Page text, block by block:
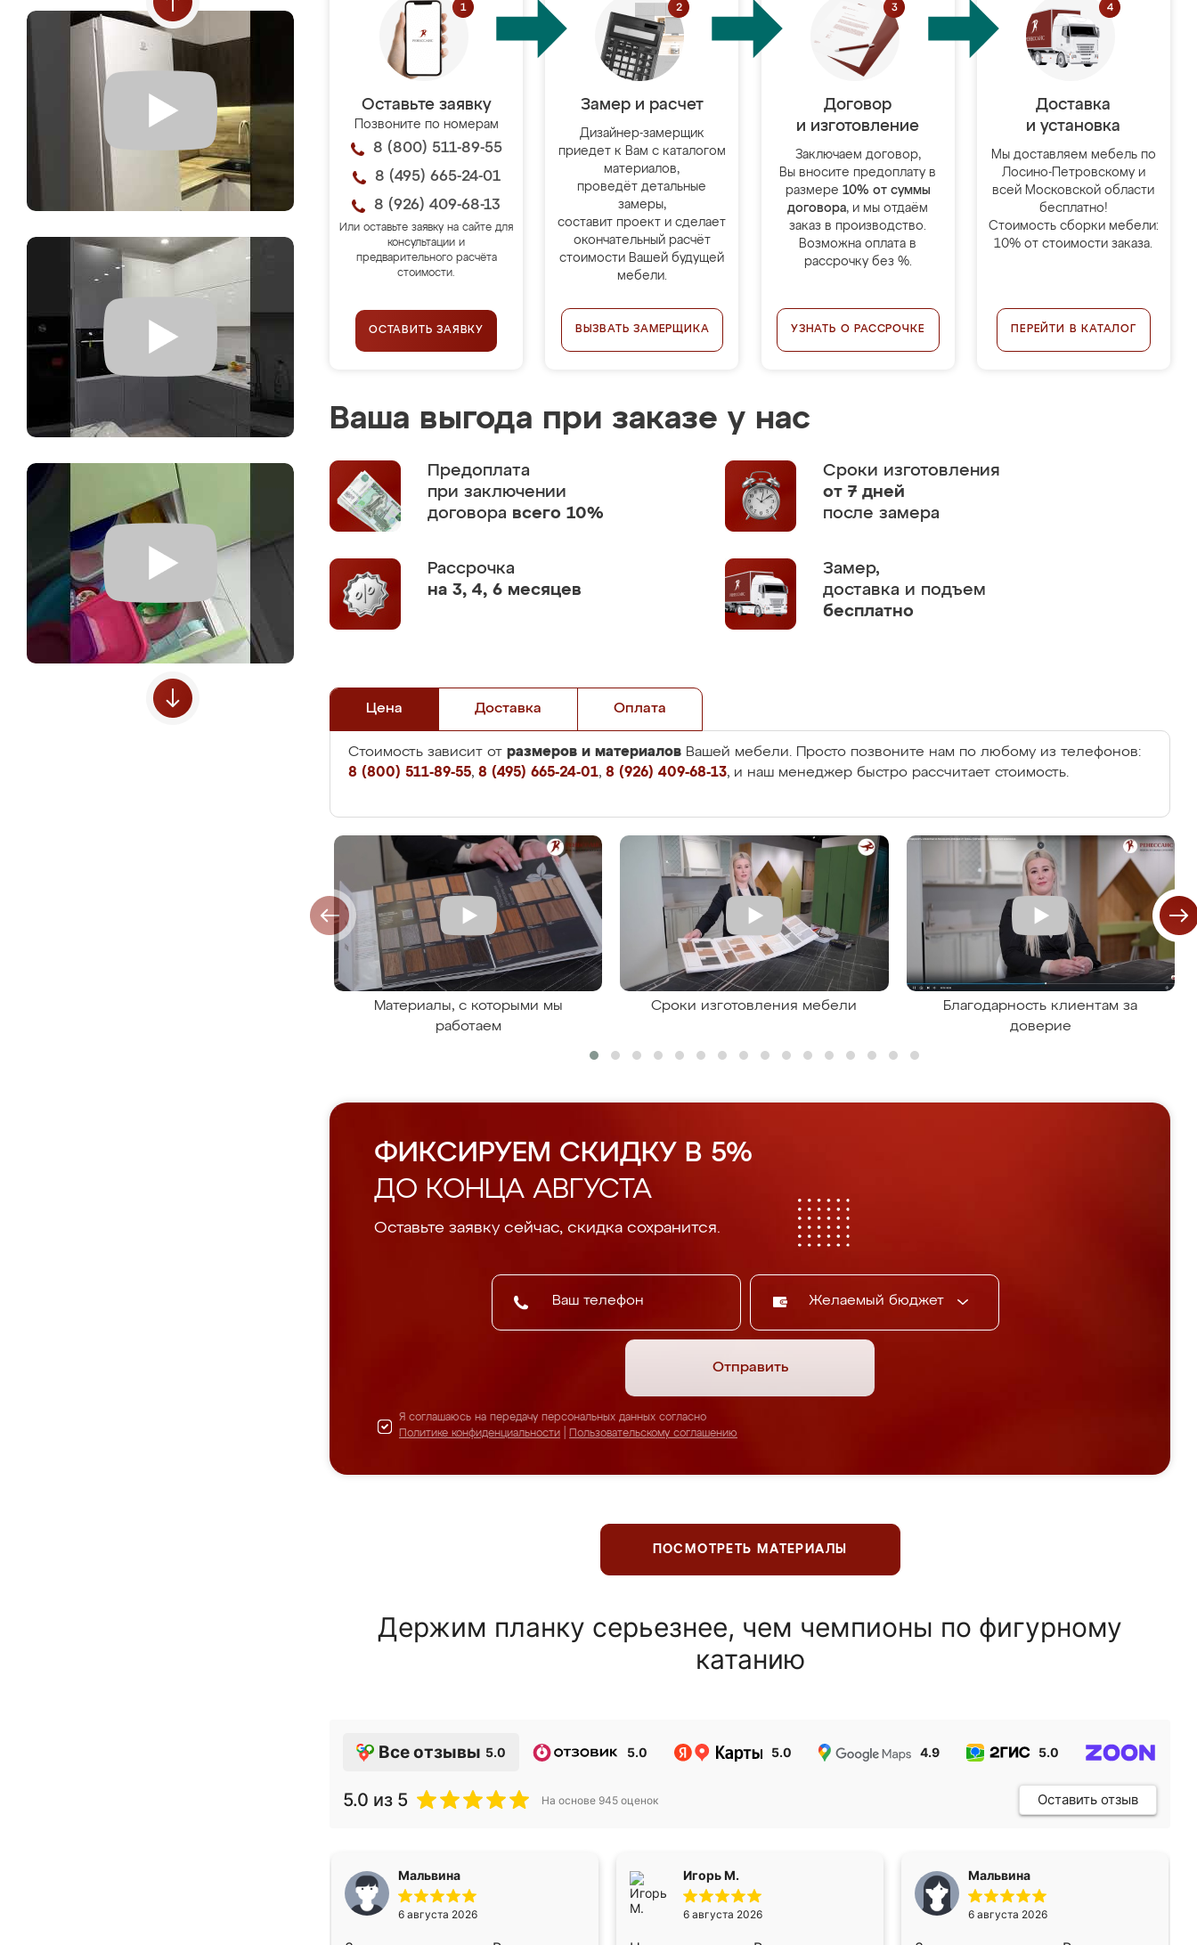
Оставьте заявку
Позвоните по номерам
8 (800) 511-89-55
8 (495) 665-24-01
8 (926) 409-68-13
Или оставьте заявку на сайте для
консультации и
предварительного расчёта
стоимости.
ОСТАВИТЬ ЗАЯВКУ
Замер и расчет
Дизайнер-замерщик
приедет к Вам с каталогом
материалов,
проведёт детальные
замеры,
составит проект и сделает
окончательный расчёт
стоимости Вашей будущей
мебели.
ВЫЗВАТЬ ЗАМЕРЩИКА
Договор
и изготовление
Заключаем договор,
Вы вносите предоплату в
размере 10% от суммы
договора, и мы отдаём
заказ в производство.
Возможна оплата в
рассрочку без %.
УЗНАТЬ О РАССРОЧКЕ
Доставка
и установка
Мы доставляем мебель по
Лосино-Петровскому и
всей Московской области
бесплатно!
Стоимость сборки мебели:
10% от стоимости заказа.
ПЕРЕЙТИ В КАТАЛОГ
Ваша выгода при заказе у нас
Предоплата
при заключении
договора всего 10%
Сроки изготовления
от 7 дней
после замера
Рассрочка
на 3, 4, 6 месяцев
Замер,
доставка и подъем
бесплатно
Цена Доставка Оплата
Стоимость зависит от размеров и материалов Вашей мебели. Просто позвоните нам по любому из телефонов:
8 (800) 511-89-55, 8 (495) 665-24-01, 8 (926) 409-68-13, и наш менеджер быстро рассчитает стоимость.
Материалы, с которыми мы
работаем
Сроки изготовления мебели
Благодарность клиентам за
доверие
ФИКСИРУЕМ СКИДКУ В 5%
ДО КОНЦА АВГУСТА
Оставьте заявку сейчас, скидка сохранится.
Желаемый бюджет
Отправить
Я соглашаюсь на передачу персональных данных согласно
Политике конфиденциальности
Пользовательскому соглашению
ПОСМОТРЕТЬ МАТЕРИАЛЫ
Держим планку серьезнее, чем чемпионы по фигурному
катанию
Все отзывы 5.0 5.0 5.0 4.9 5.0
5.0 из 5 На основе 945 оценок Оставить отзыв
Мальвина
6 августа 2026
Игорь М.
6 августа 2026
Мальвина
6 августа 2026